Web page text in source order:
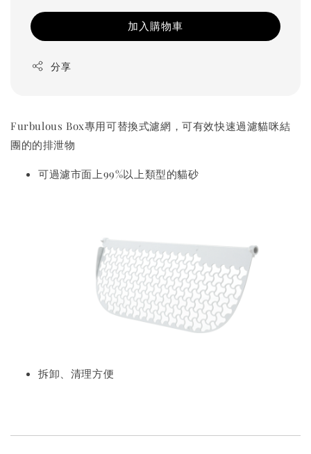
加入購物車
分享
Furbulous Box專用可替換式濾網，可有效快速過濾貓咪結
團的的排泄物
可過濾市面上99%以上類型的貓砂
拆卸、清理方便